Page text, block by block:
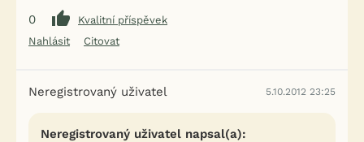
0
Kvalitní příspěvek
Nahlásit
Citovat
Neregistrovaný uživatel 5.10.2012 23:25
Neregistrovaný uživatel napsal(a):